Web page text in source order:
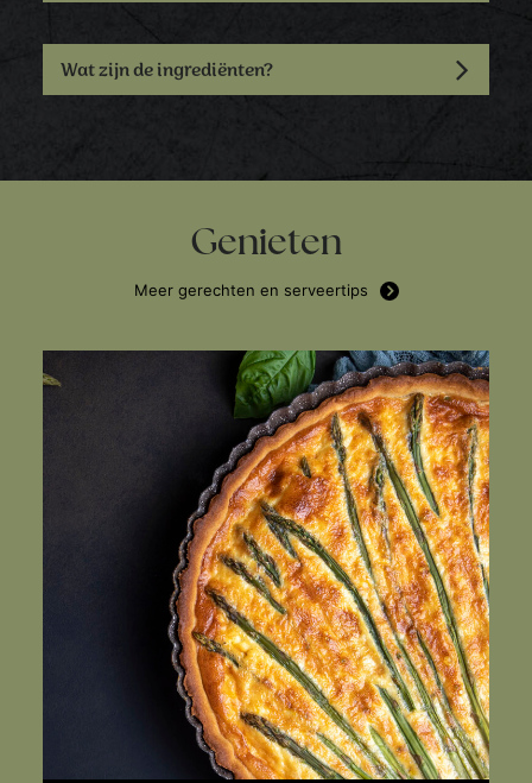
Wat zijn de ingrediënten?
Genieten
Meer gerechten en serveertips